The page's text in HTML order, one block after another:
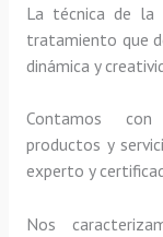
La técnica de la
tratamiento que
dinámica y
Contamos
productos y
experto y
Nos